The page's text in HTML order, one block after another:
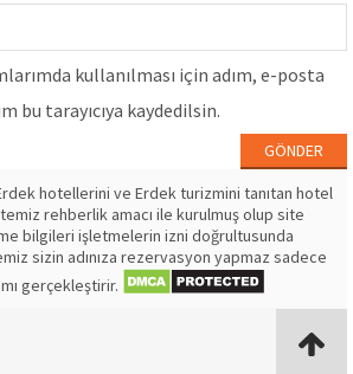
kullanılması için adım, e-posta
bu tarayıcıya kaydedilsin.
hotellerini ve Erdek turizmini tanıtan hotel
rehberlik amacı ile kurulmuş olup site
bilgileri işletmelerin izni doğrultusunda
sizin adınıza rezervasyon yapmaz sadece
gerçekleştirir.